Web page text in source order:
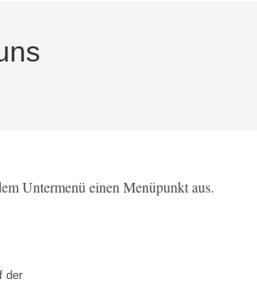
Untermenü einen Menüpunkt aus.
der